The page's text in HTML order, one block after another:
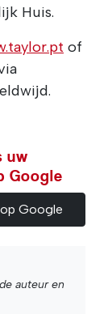
Huis.
of
uw
Google
Google
auteur en